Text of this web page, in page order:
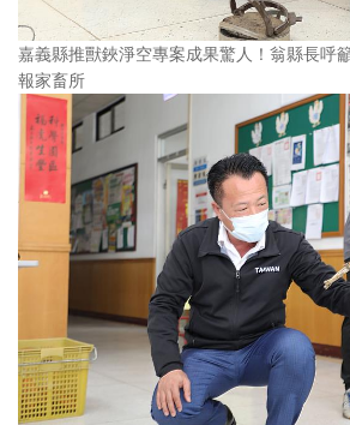
嘉義縣推獸鋏淨空專案成果驚人！翁縣長呼
報家畜所